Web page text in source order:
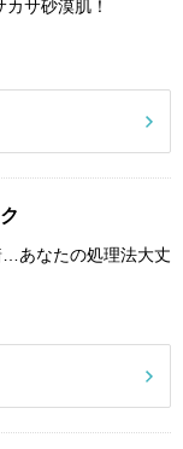
サ砂漠肌！
あなたの処理法大丈